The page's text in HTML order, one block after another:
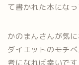
て書かれた本にな
かのまんさんが気
ダイエットのモチ
考になれば幸いです